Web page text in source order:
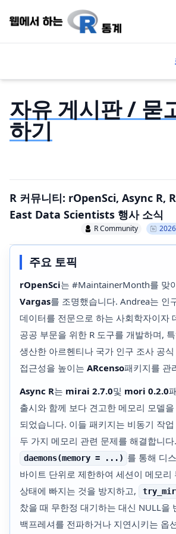
자유 게시판 / 묻
하기
R 커뮤니티: rOpenSci, Async R,
East Data Scientists 행사 소식
R Community
주요 토픽
rOpenSci는 #MaintainerMonth를 맞
Vargas를 조명했습니다. Andrea는 인
데이터를 전문으로 하는 사회학자이자
공공 부문을 위한 R 도구를 개발하며,
생산한 아르헨티나 국가 인구 조사 공
접근성을 높이는 ARcenso패키지를 관
Async R는 mirai 2.7.0및 mori 0.2.0
출시와 함께 보다 견고한 메모리 모델을
되었습니다. 이들 패키지는 비동기 작
두 가지 메모리 관련 문제를 해결합니다.
daemons(memory = ...) 를 통해 디
바이트 단위로 제한하여 세션이 메모리
상태에 빠지는 것을 방지하고,
찼을 때 무한정 대기하는 대신 NULL을
백프레셔를 전파하거나 지연시키는 옵